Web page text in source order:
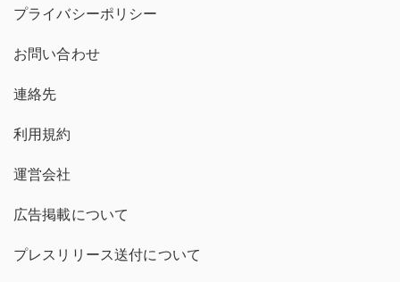
プライバシーポリシー
お問い合わせ
連絡先
利用規約
運営会社
広告掲載について
プレスリリース送付について